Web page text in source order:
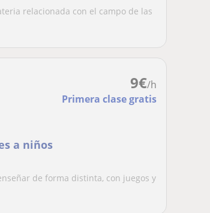
relacionada con el campo de las
9€/h
Primera clase gratis
a niños
de forma distinta, con juegos y